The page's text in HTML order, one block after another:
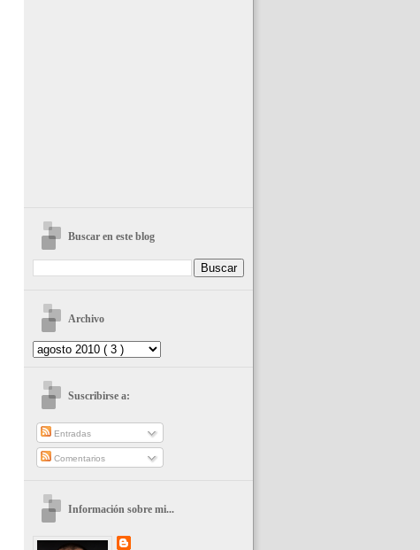
Buscar en este blog
Archivo
Suscribirse a:
Entradas
Comentarios
Información sobre mi...